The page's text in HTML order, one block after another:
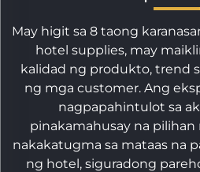
May higit sa 8 taong
hotel supplies, may
kalidad ng produkto, trend
ng mga customer. Ang
nagpapahintulot sa
pinakamahusay na
nakakatugma sa mataas na
ng hotel, siguradong